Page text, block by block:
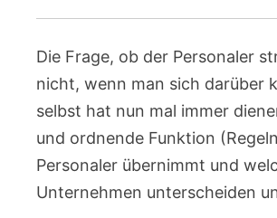
Die Frage, ob der Personaler
nicht, wenn man sich darüber
selbst hat nun mal immer
und ordnende Funktion
Personaler übernimmt und
Unternehmen unterscheiden